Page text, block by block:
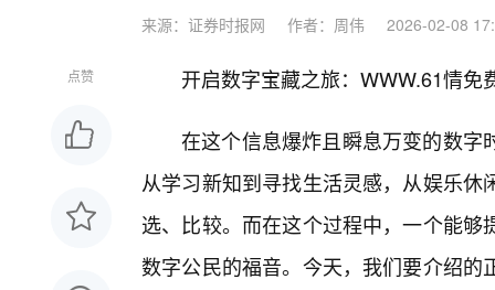
来源：证券时报网 作者：周伟 2026-02-08
点赞 开启数字宝藏之旅：WWW.61情免
在这个信息爆炸且瞬息万变的数字
从学习新知到寻找生活灵感，从娱乐
选、比较。而在这个过程中，一个能
数字公民的福音。今天，我们要介绍